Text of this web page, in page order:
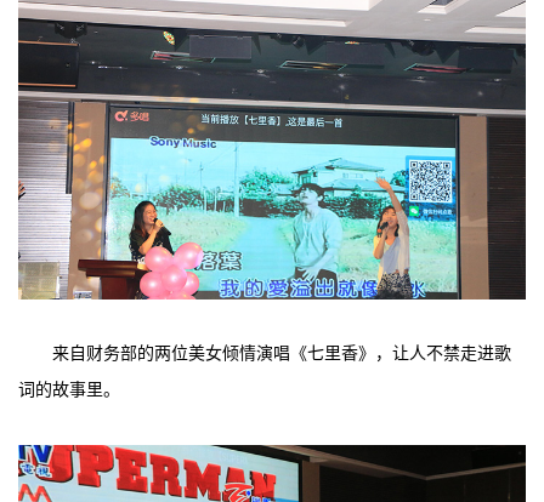
来自财务部的两位美女倾情演唱《七里香》，让人不禁走进歌
词的故事里。